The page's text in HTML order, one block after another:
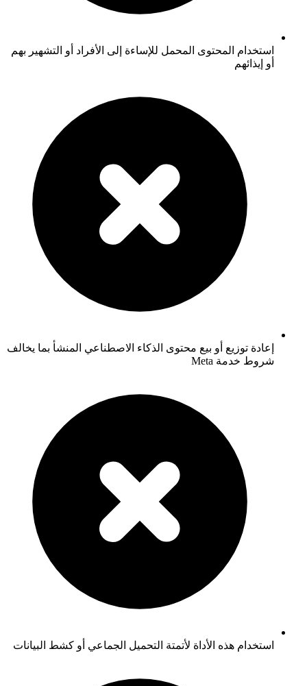
استخدام المحتوى المحمل للإساءة إلى الأفراد أو التشهير بهم
أو إيذائهم
إعادة توزيع أو بيع محتوى الذكاء الاصطناعي المنشأ بما يخالف
شروط خدمة Meta
استخدام هذه الأداة لأتمتة التحميل الجماعي أو كشط البيانات